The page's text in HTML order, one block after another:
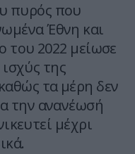
πυρός που
Έθνη και
του 2022 μείωσε
της
τα μέρη δεν
την ανανέωσή
μέχρι